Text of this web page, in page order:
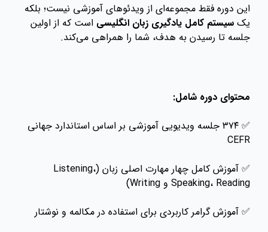
این دوره فقط مجموعه‌ای از ویدئوهای آموزشی نیست؛ بلکه
یک سیستم کامل یادگیری زبان انگلیسی است که از اولین
جلسه تا رسیدن به هدف، شما را همراهی می‌کند.
محتوای دوره شامل:
✅ ۳۷۴ جلسه ویدیویی آموزشی بر اساس استاندارد جهانی
CEFR
✅ آموزش کامل چهار مهارت اصلی زبان (Listening،
Speaking، Reading و Writing)
✅ آموزش گرامر کاربردی برای استفاده در مکالمه و نوشتار